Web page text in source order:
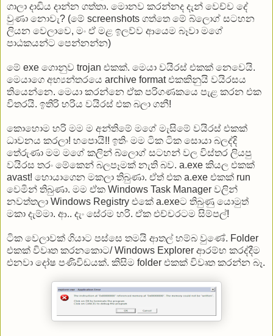
ගාලා දාඩිය දාන්න ගත්තා. මොනව කරන්නද දැන් වෙච්ච දේ
වුණා නොවැ? (මේ screenshots ගත්තෙ මේ බ්ලොග් සටහන
ලියන වෙලාවෙ, මං ඒ මළ ඉලව්ව ආයෙම බෑවා මගේ
පාඨකයන්ට පෙන්නන්න)
මේ exe ගොනුව trojan එකක්. මෙයා වයිරස් එකක් නෙවෙයි.
මෙයාගෙ අභ්‍යන්තරයෙ archive format එකකිනුයි වයිරසය
තියෙන්නෙ. මෙයා කරන්නෙ ඒක පරිගණකයෙ පැළ කරන එක
විතරයි. ඉතිරි හරිය වයිරස් එක බලා ගනී!
කොහොම හරි මම ම අන්තිමේ මගේ මැසිමේ වයිරස් එකක්
ධාවනය කරලා! හපොයි!! ඉතිං මම ටික ටික සොයා බලද්දි
තේරුණා මම මගේ කලින් බ්ලොග් සටහන් වල විස්තර ලියපු
වයිරස තරං මේකෙන් බලපෑමක් නැති බව. a.exe කියල එකක්
avast! හොයාගෙන මකලා තිබුණා. ඒත් එක a.exe එකක් run
වෙමින් තිබුණා. මම ඒක Windows Task Manager වලින්
නවත්තලා Windows Registry එකේ a.exeට තිබුණු යොමුත්
මකා දැම්මා. ආ.. දැං සේරම හරි. ඒක එච්චරටම සිම්පල්!
ටික වෙලාවක් ගියාට පස්සෙ තමයි ආතල් හම්බ වුණේ. Folder
එකක් විවෘත කරනකොට/ Windows Explorer ආරම්භ කරද්දීම
එනවා දෝෂ පණිවිඩයක්. කිසිම folder එකක් විවෘත කරන්න බෑ.